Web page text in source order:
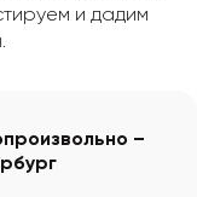
и дадим
–